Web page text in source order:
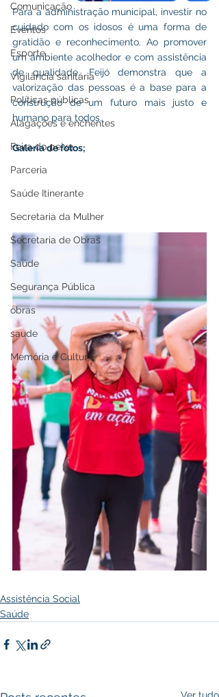
Comunicação
Eventos
Esporte
Vigilância sanitária
Políticas públicas
Alagações e enchentes
Feira do peixe
Parceria
Saúde Itinerante
Secretaria da Mulher
Secretaria de Obras
Saúde
Segurança Pública
obras
saude
Memória e Cultura
Para a administração municipal, investir no
cuidado com os idosos é uma forma de
gratidão e reconhecimento. Ao promover
um ambiente acolhedor e com assistência
de qualidade, Feijó demonstra que a
valorização das pessoas é a base para a
construção de um futuro mais justo e
humano para todos.
Galeria de fotos;
Assistência Social
Saúde
Ver tudo